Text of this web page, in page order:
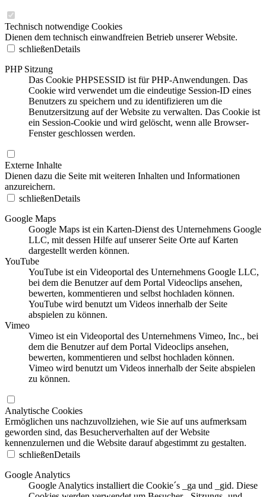
Technisch notwendige Cookies
Dienen dem technisch einwandfreien Betrieb unserer Website.
schließenDetails
PHP Sitzung
Das Cookie PHPSESSID ist für PHP-Anwendungen. Das
Cookie wird verwendet um die eindeutige Session-ID eines
Benutzers zu speichern und zu identifizieren um die
Benutzersitzung auf der Website zu verwalten. Das Cookie ist
ein Session-Cookie und wird gelöscht, wenn alle Browser-
Fenster geschlossen werden.
Externe Inhalte
Dienen dazu die Seite mit weiteren Inhalten und Informationen
anzureichern.
schließenDetails
Google Maps
Google Maps ist ein Karten-Dienst des Unternehmens Google
LLC, mit dessen Hilfe auf unserer Seite Orte auf Karten
dargestellt werden können.
YouTube
YouTube ist ein Videoportal des Unternehmens Google LLC,
bei dem die Benutzer auf dem Portal Videoclips ansehen,
bewerten, kommentieren und selbst hochladen können.
YouTube wird benutzt um Videos innerhalb der Seite
abspielen zu können.
Vimeo
Vimeo ist ein Videoportal des Unternehmens Vimeo, Inc., bei
dem die Benutzer auf dem Portal Videoclips ansehen,
bewerten, kommentieren und selbst hochladen können.
Vimeo wird benutzt um Videos innerhalb der Seite abspielen
zu können.
Analytische Cookies
Ermöglichen uns nachzuvollziehen, wie Sie auf uns aufmerksam
geworden sind, das Besucherverhalten auf der Website
kennenzulernen und die Website darauf abgestimmt zu gestalten.
schließenDetails
Google Analytics
Google Analytics installiert die Cookie´s _ga und _gid. Diese